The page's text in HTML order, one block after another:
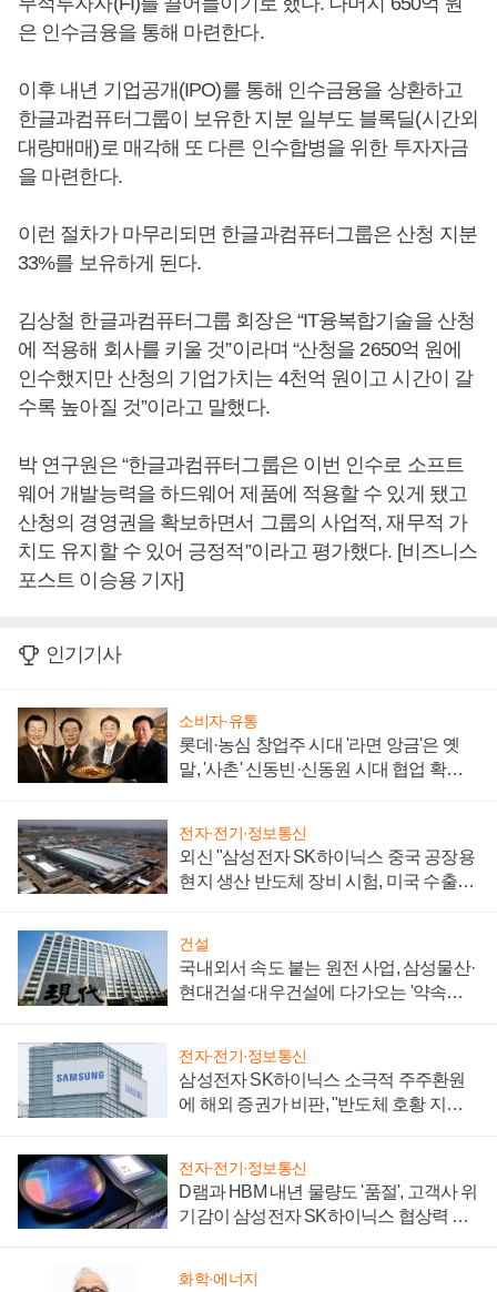
은 인수금융을 통해 마련한다.
이후 내년 기업공개(IPO)를 통해 인수금융을 상환하고
한글과컴퓨터그룹이 보유한 지분 일부도 블록딜(시간외
대량매매)로 매각해 또 다른 인수합병을 위한 투자자금
을 마련한다.
이런 절차가 마무리되면 한글과컴퓨터그룹은 산청 지분
33%를 보유하게 된다.
김상철 한글과컴퓨터그룹 회장은 “IT융복합기술을 산청
에 적용해 회사를 키울 것”이라며 “산청을 2650억 원에
인수했지만 산청의 기업가치는 4천억 원이고 시간이 갈
수록 높아질 것”이라고 말했다.
박 연구원은 “한글과컴퓨터그룹은 이번 인수로 소프트
웨어 개발능력을 하드웨어 제품에 적용할 수 있게 됐고
산청의 경영권을 확보하면서 그룹의 사업적, 재무적 가
치도 유지할 수 있어 긍정적”이라고 평가했다. [비즈니스
포스트 이승용 기자]
인기기사
소비자·유통
롯데·농심 창업주 시대 '라면 앙금'은 옛
말, '사촌' 신동빈·신동원 시대 협업 확대
전자·전기·정보통신
외신 "삼성전자 SK하이닉스 중국 공장용
현지 생산 반도체 장비 시험, 미국 수출통
건설
국내외서 속도 붙는 원전 사업, 삼성물산·
현대건설·대우건설에 다가오는 '약속의
전자·전기·정보통신
삼성전자 SK하이닉스 소극적 주주환원
에 해외 증권가 비판, "반도체 호황 지속
전자·전기·정보통신
D램과 HBM 내년 물량도 '품절', 고객사 위
기감이 삼성전자 SK하이닉스 협상력 더
화학·에너지